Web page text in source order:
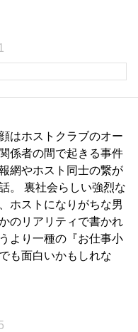
はホストクラブのオー
係者の間で起きる事件
網やホスト同士の繋が
。 裏社会らしい強烈な
ホストになりがちな男
のリアリティで書かれ
より一種の『お仕事小
も面白いかもしれな